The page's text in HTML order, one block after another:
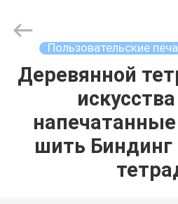
ДОМ
ПРОДУКТЫ
printing
co.,LTD.
Пользовательские
Деревянной
шить Биндинг